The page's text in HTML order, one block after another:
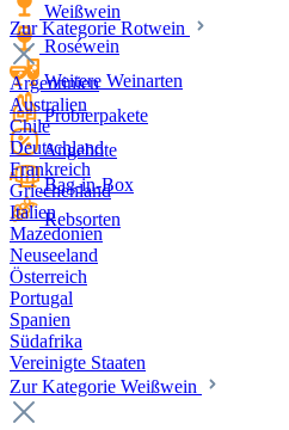
Weißwein
Roséwein
Weitere Weinarten
Probierpakete
Angebote
Bag-in-Box
Rebsorten
Zur Kategorie Rotwein
Argentinien
Australien
Chile
Deutschland
Frankreich
Griechenland
Italien
Mazedonien
Neuseeland
Österreich
Portugal
Spanien
Südafrika
Vereinigte Staaten
Zur Kategorie Weißwein